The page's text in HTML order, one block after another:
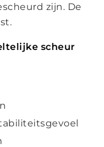
zijn. De
scheur